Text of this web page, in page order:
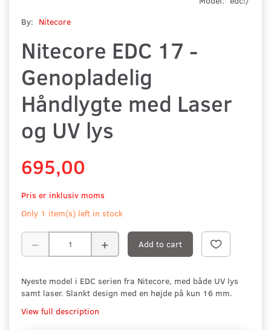
By: Nitecore
Nitecore EDC 17 -
Genopladelig
Håndlygte med Laser
og UV lys
695,00
Pris er inklusiv moms
Only 1 item(s) left in stock
Add to cart
Nyeste model i EDC serien fra Nitecore, med både UV lys
samt laser. Slankt design med en højde på kun 16 mm.
View full description